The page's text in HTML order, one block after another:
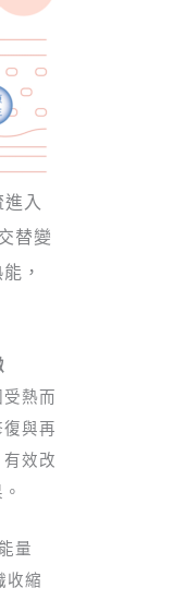
入
替變
，
熱而
與再
效改
量
收縮